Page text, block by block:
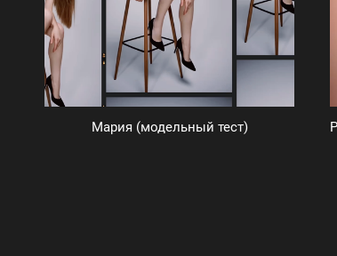
Мария (модельный тест)